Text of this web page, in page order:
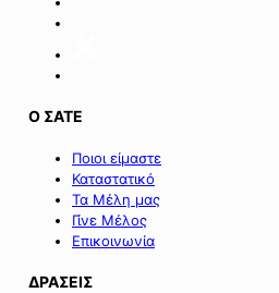
Ο ΣΑΤΕ
Ποιοι είμαστε
Καταστατικό
Τα Μέλη μας
Γίνε Μέλος
Επικοινωνία
ΔΡΑΣΕΙΣ